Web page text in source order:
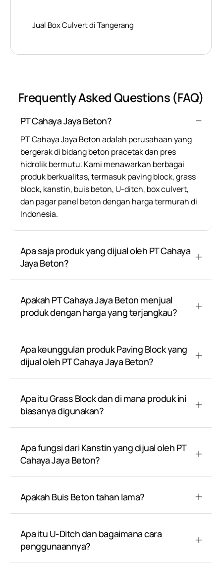
Jual Box Culvert di Tangerang
Frequently Asked Questions (FAQ)
PT Cahaya Jaya Beton?
PT Cahaya Jaya Beton adalah perusahaan yang
bergerak di bidang beton pracetak dan pres
hidrolik bermutu. Kami menawarkan berbagai
produk berkualitas, termasuk paving block, grass
block, kanstin, buis beton, U-ditch, box culvert,
dan pagar panel beton dengan harga termurah di
Indonesia.
Apa saja produk yang dijual oleh PT Cahaya
Jaya Beton?
Apakah PT Cahaya Jaya Beton menjual
produk dengan harga yang terjangkau?
Apa keunggulan produk Paving Block yang
dijual oleh PT Cahaya Jaya Beton?
Apa itu Grass Block dan di mana produk ini
biasanya digunakan?
Apa fungsi dari Kanstin yang dijual oleh PT
Cahaya Jaya Beton?
Apakah Buis Beton tahan lama?
Apa itu U-Ditch dan bagaimana cara
penggunaannya?